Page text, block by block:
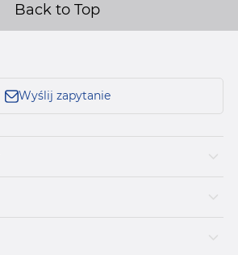
Back to Top
Wyślij zapytanie